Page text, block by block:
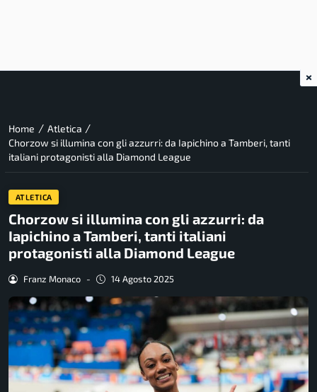
Home / Atletica /
Chorzow si illumina con gli azzurri: da Iapichino a Tamberi, tanti
italiani protagonisti alla Diamond League
ATLETICA
Chorzow si illumina con gli azzurri: da
Iapichino a Tamberi, tanti italiani
protagonisti alla Diamond League
Franz Monaco - 14 Agosto 2025
×